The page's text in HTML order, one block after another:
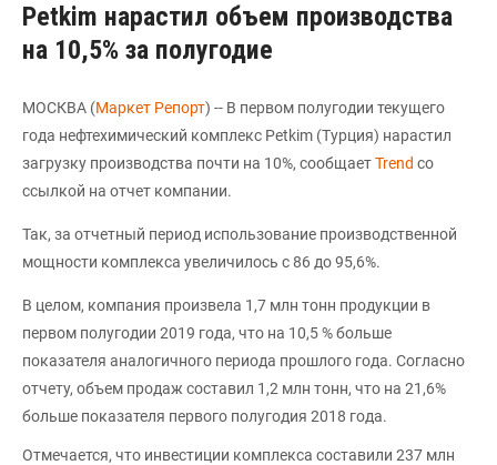
Petkim нарастил объем производства
на 10,5% за полугодие
МОСКВА (Маркет Репорт) -- В первом полугодии текущего
года нефтехимический комплекс Petkim (Турция) нарастил
загрузку производства почти на 10%, сообщаетTrend со
ссылкой на отчет компании.
Так, за отчетный период использование производственной
мощности комплекса увеличилось с 86 до 95,6%.
В целом, компания произвела 1,7 млн тонн продукции в
первом полугодии 2019 года, что на 10,5 % больше
показателя аналогичного периода прошлого года. Согласно
отчету, объем продаж составил 1,2 млн тонн, что на 21,6%
больше показателя первого полугодия 2018 года.
Отмечается, что инвестиции комплекса составили 237 млн